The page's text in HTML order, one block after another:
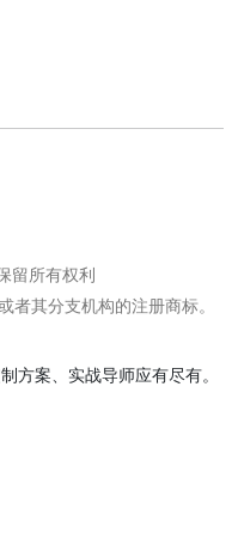
留所有权利
其分支机构的注册商标。
方案、实战导师应有尽有。